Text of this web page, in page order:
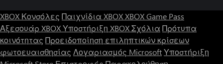
XBOX Κονσόλες Παιχνίδια XBOXXBOX Game Pass
Αξεσουάρ XBOXΥποστήριξη XBOXΣχόλια Πρότυπα
κοινότητας Προειδοποίηση επιληπτικών κρίσεων
φωτοευαισθησίας Λογαριασμός MicrosoftΥποστήριξη